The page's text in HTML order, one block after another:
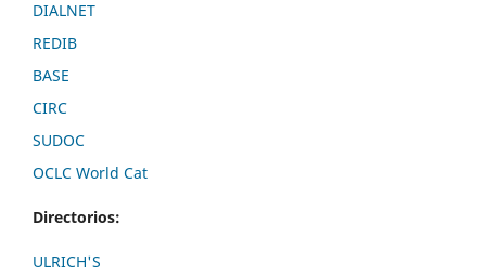
DIALNET
REDIB
BASE
CIRC
SUDOC
OCLC World Cat
Directorios:
ULRICH'S